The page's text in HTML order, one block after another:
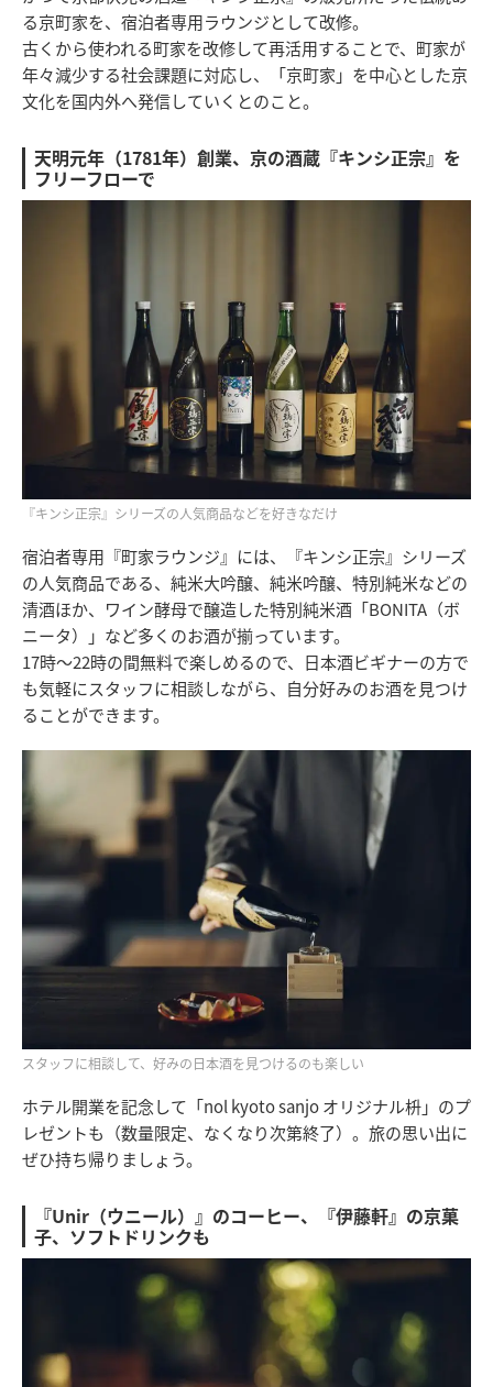
る京町家を、宿泊者専用ラウンジとして改修。
古くから使われる町家を改修して再活用することで、町家が
年々減少する社会課題に対応し、「京町家」を中心とした京
文化を国内外へ発信していくとのこと。
天明元年（1781年）創業、京の酒蔵『キンシ正宗』を
フリーフローで
『キンシ正宗』シリーズの人気商品などを好きなだけ
宿泊者専用『町家ラウンジ』には、『キンシ正宗』シリーズ
の人気商品である、純米大吟醸、純米吟醸、特別純米などの
清酒ほか、ワイン酵母で醸造した特別純米酒「BONITA（ボ
ニータ）」など多くのお酒が揃っています。
17時～22時の間無料で楽しめるので、日本酒ビギナーの方で
も気軽にスタッフに相談しながら、自分好みのお酒を見つけ
ることができます。
スタッフに相談して、好みの日本酒を見つけるのも楽しい
ホテル開業を記念して「nol kyoto sanjo オリジナル枡」のプ
レゼントも（数量限定、なくなり次第終了）。旅の思い出に
ぜひ持ち帰りましょう。
『Unir（ウニール）』のコーヒー、『伊藤軒』の京菓
子、ソフトドリンクも